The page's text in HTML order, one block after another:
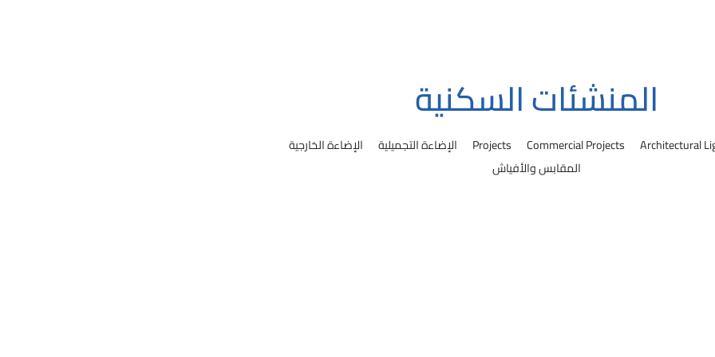
المنشئات السكنية
Architectural
Commercial Projects
Projects الإضاءة التجميلية
الإضاءة الخارجية
المقابس والأفياش